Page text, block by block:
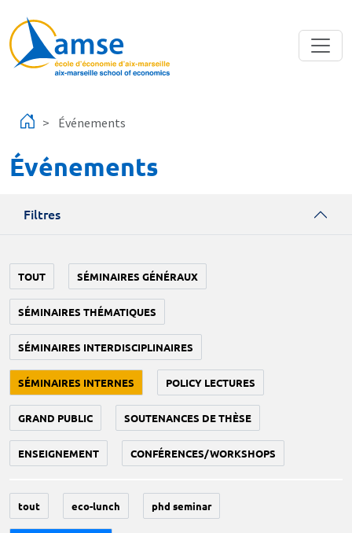
Événements
Événements
Filtres
TOUT SÉMINAIRES GÉNÉRAUX
SÉMINAIRES THÉMATIQUES
SÉMINAIRES INTERDISCIPLINAIRES
SÉMINAIRES INTERNES POLICY LECTURES
GRAND PUBLIC SOUTENANCES DE THÈSE
ENSEIGNEMENT CONFÉRENCES/WORKSHOPS
tout eco-lunch phd seminar